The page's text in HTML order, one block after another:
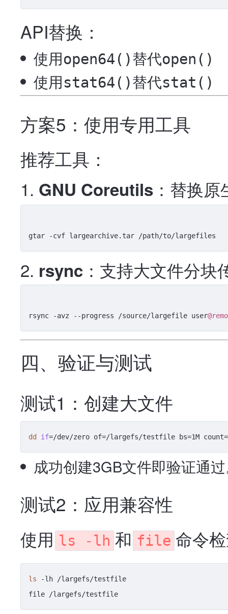
API替换：
使用open64()替代open()
使用stat64()替代stat()
方案5：使用专用工具
推荐工具：
GNU Coreutils ：替换
rsync ：支持大文件分块
rsync -avz --progress /source/largefile user
四、验证与测试
测试1：创建大文件
dd if
成功创建3GB文件即验证通
测试2：应用兼容性
使用 ls -lh 和 file 命令
ls -lh /largefs/testfile